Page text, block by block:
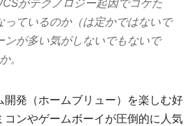
がテクノロジー起因でコケた
っているのか（は定かではないで
ンが多い気がしないでもないで
。
開発（ホームブリュー）を楽しむ好
コンやゲームボーイが圧倒的に人気